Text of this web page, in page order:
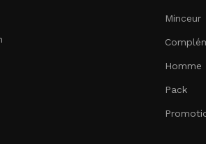
Minceur
Homme
Pack